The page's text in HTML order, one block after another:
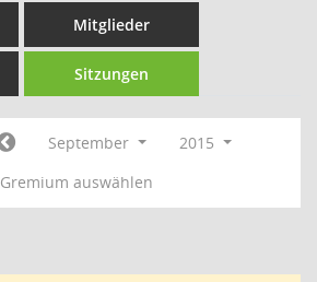
Mitglieder
Sitzungen
September
2015
Gremium auswählen